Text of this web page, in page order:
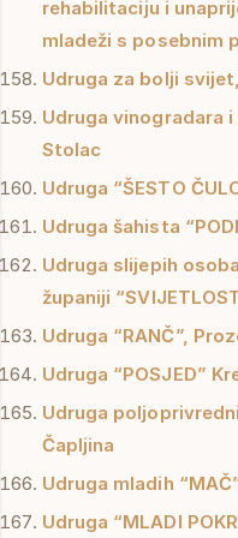
rehabilitaciju i
mladeži s posebnim
Udruga za bolji
Udruga vinogradara i
Stolac
Udruga “ŠESTO
Udruga šahista
Udruga slijepih
županiji
Udruga “RANČ”,
Udruga “POSJED”
Udruga
Čapljina
Udruga mladih
Udruga “MLADI